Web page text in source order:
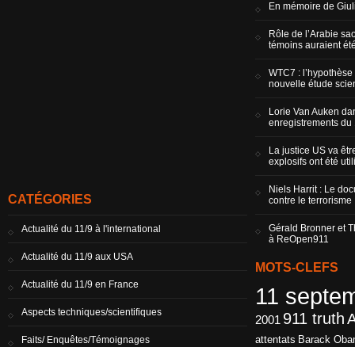
CATÉGORIES
Actualité du 11/9 à l'international
Actualité du 11/9 aux USA
Actualité du 11/9 en France
Aspects techniques/scientifiques
Faits/ Enquêtes/Témoignages
En mémoire de
Rôle de l’Arabie
témoins auraient
WTC7 :
nouvelle étude
Lorie Van Auken
enregistrements du
La justice US va
explosifs ont été
Niels Harrit : Le
contre le terrorisme
Gérald Bronner et
à ReOpen911
MOTS-CLEFS
11
2001 911 truth
attentats Barack